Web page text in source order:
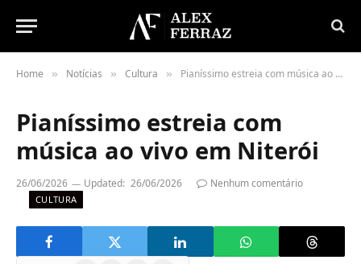
Home » Notícias » Cultura » Pianíssimo estreia com música ao vivo em Niterói
Pianíssimo estreia com
música ao vivo em Niterói
26/06/2026 Updated: 26/06/2026 Nenhum comentário
CULTURA